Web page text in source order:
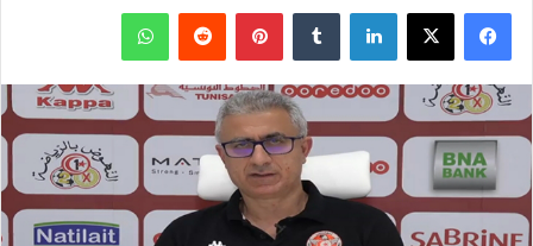
فيسبوك X لينكدإن بينتيريست واتساب